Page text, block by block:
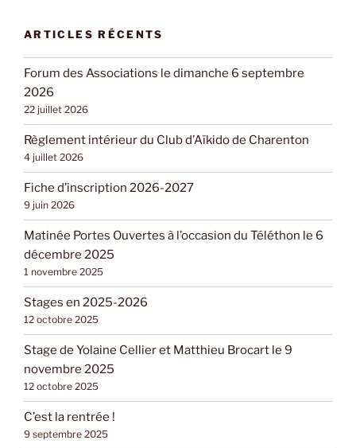
ARTICLES RÉCENTS
Forum des Associations le dimanche 6 septembre
2026
22 juillet 2026
Règlement intérieur du Club d’Aïkido de Charenton
4 juillet 2026
Fiche d’inscription 2026-2027
9 juin 2026
Matinée Portes Ouvertes à l’occasion du Téléthon le 6
décembre 2025
1 novembre 2025
Stages en 2025-2026
12 octobre 2025
Stage de Yolaine Cellier et Matthieu Brocart le 9
novembre 2025
12 octobre 2025
C’est la rentrée !
9 septembre 2025